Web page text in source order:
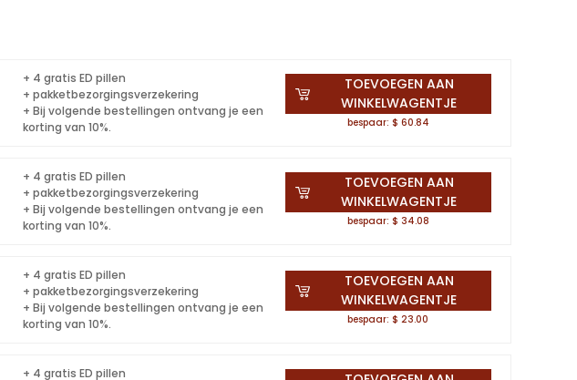
+ 4 gratis ED pillen
+ pakketbezorgingsverzekering
+ Bij volgende bestellingen ontvang je een
korting van 10%.
TOEVOEGEN AAN
WINKELWAGENTJE
bespaar: $ 60.84
+ 4 gratis ED pillen
+ pakketbezorgingsverzekering
+ Bij volgende bestellingen ontvang je een
korting van 10%.
TOEVOEGEN AAN
WINKELWAGENTJE
bespaar: $ 34.08
+ 4 gratis ED pillen
+ pakketbezorgingsverzekering
+ Bij volgende bestellingen ontvang je een
korting van 10%.
TOEVOEGEN AAN
WINKELWAGENTJE
bespaar: $ 23.00
+ 4 gratis ED pillen